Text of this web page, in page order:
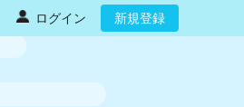
ログイン 新規登録